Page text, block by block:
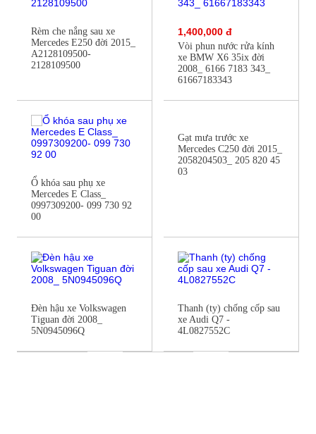
Rèm che nắng sau xe
Mercedes E250 đời 2015_
A2128109500-
2128109500
1,400,000 đ
Vòi phun nước rửa kính
xe BMW X6 35ix đời
2008_ 6166 7183 343_
61667183343
Ổ khóa sau phụ xe
Mercedes E Class_
0997309200- 099 730 92
00
Gạt mưa trước xe
Mercedes C250 đời 2015_
2058204503_ 205 820 45
03
Đèn hậu xe Volkswagen
Tiguan đời 2008_
5N0945096Q
Thanh (ty) chống cốp sau
xe Audi Q7 -
4L0827552C